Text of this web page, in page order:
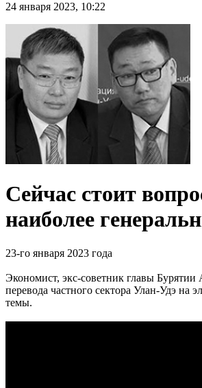
24 января 2023, 10:22
Сейчас стоит
наиболее
23-го января 2023 года
Экономист, экс-советник главы
перевода частного сектора Улан-Удэ
темы.